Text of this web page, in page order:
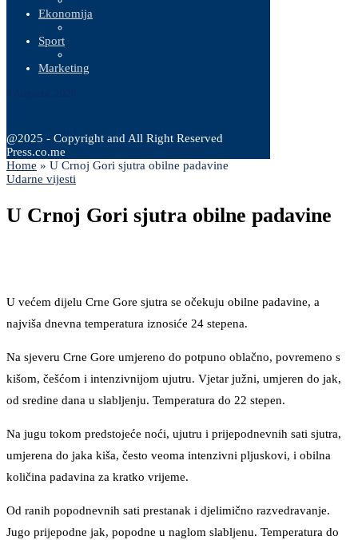
Ekonomija
Sport
Marketing
@2025 - Copyright and All Right Reserved
Press.co.me
Home » U Crnoj Gori sjutra obilne padavine
Udarne vijesti
U Crnoj Gori sjutra obilne padavine
U većem dijelu Crne Gore sjutra se očekuju obilne padavine, a
najviša dnevna temperatura iznosiće 24 stepena.
Na sjeveru Crne Gore umjereno do potpuno oblačno, povremeno s
kišom, češćom i intenzivnijom ujutru. Vjetar južni, umjeren do jak,
od sredine dana u slabljenju. Temperatura do 22 stepen.
Na jugu tokom predstojeće noći, ujutru i prijepodnevnih sati sjutra,
umjerena do jaka kiša, često veoma intenzivni pljuskovi, i obilna
količina padavina za kratko vrijeme.
Od ranih popodnevnih sati prestanak i djelimično razvedravanje.
Jugo prijepodne jak, popodne u naglom slabljenu. Temperatura do